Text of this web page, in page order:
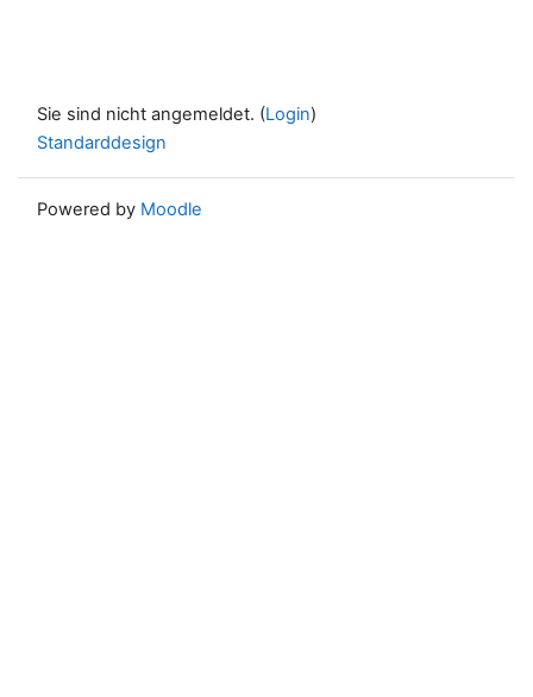
Sie sind nicht angemeldet. (Login)
Standarddesign
Powered by Moodle